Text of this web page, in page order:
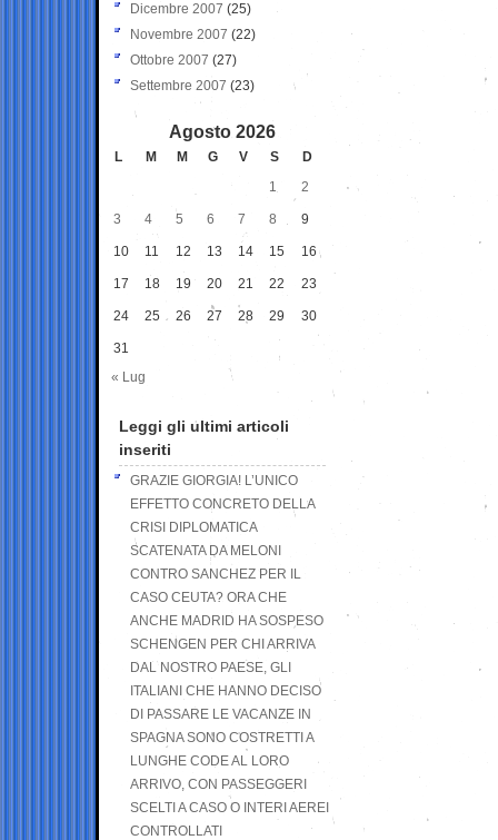
Dicembre 2007 (25)
Novembre 2007 (22)
Ottobre 2007 (27)
Settembre 2007 (23)
Agosto 2026
L M M G V S
D
1
2
3 4 5 6 7 8 9
10 11 12 13 14 15 16
17 18 19 20 21 22 23
24 25 26 27 28 29 30
31
« Lug
Leggi gli ultimi articoli
inseriti
GRAZIE GIORGIA! L’UNICO
EFFETTO CONCRETO DELLA
CRISI DIPLOMATICA
SCATENATA DA MELONI
CONTRO SANCHEZ PER IL
CASO CEUTA? ORA CHE
ANCHE MADRID HA SOSPESO
SCHENGEN PER CHI ARRIVA
DAL NOSTRO PAESE, GLI
ITALIANI CHE HANNO DECISO
DI PASSARE LE VACANZE IN
SPAGNA SONO COSTRETTI A
LUNGHE CODE AL LORO
ARRIVO, CON PASSEGGERI
SCELTI A CASO O INTERI AEREI
CONTROLLATI